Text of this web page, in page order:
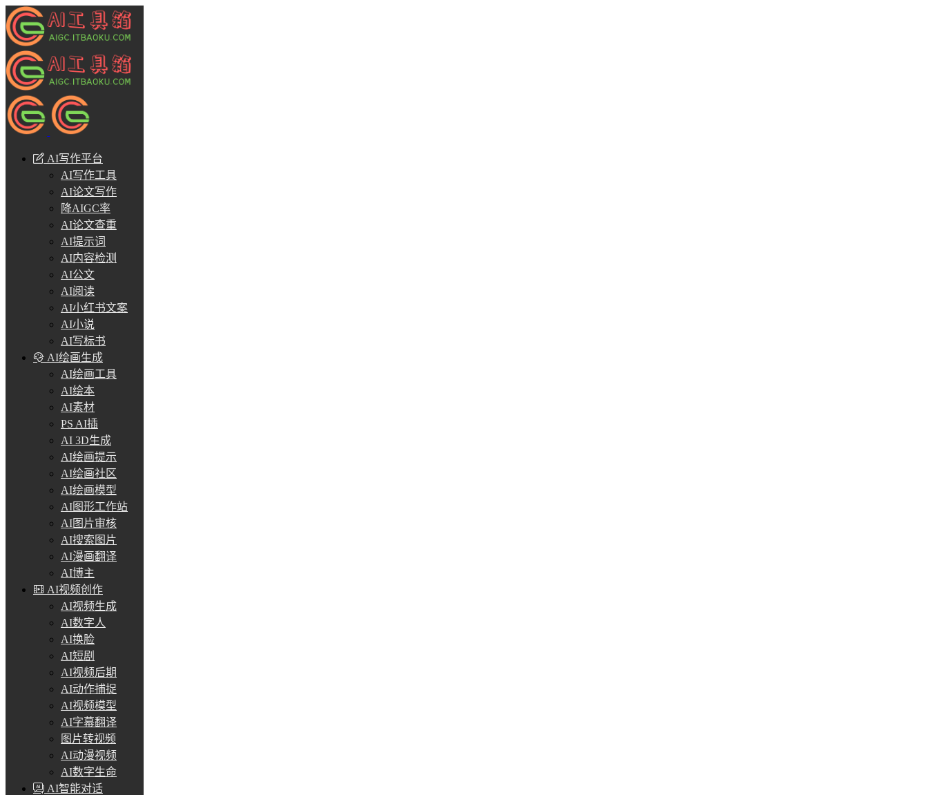
AI写作平台
AI写作工具
AI论文写作
降AIGC率
AI论文查重
AI提示词
AI内容检测
AI公文
AI阅读
AI小红书文案
AI小说
AI写标书
AI绘画生成
AI绘画工具
AI绘本
AI素材
PS AI插
AI 3D生成
AI绘画提示
AI绘画社区
AI绘画模型
AI图形工作站
AI图片审核
AI搜索图片
AI漫画翻译
AI博主
AI视频创作
AI视频生成
AI数字人
AI换脸
AI短剧
AI视频后期
AI动作捕捉
AI视频模型
AI字幕翻译
图片转视频
AI动漫视频
AI数字生命
AI智能对话